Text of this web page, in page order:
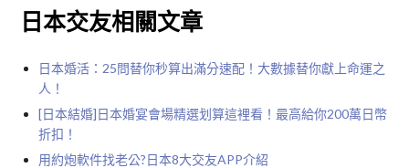
日本交友相關文章
日本婚活：25問替你秒算出滿分速配！大數據替你獻上命運之
人！
[日本結婚]日本婚宴會場精選划算這裡看！最高給你200萬日幣
折扣！
用約炮軟件找老公?日本8大交友APP介紹